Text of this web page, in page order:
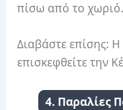
πίσω από το χωριό.
Διαβάστε επίσης:
επισκεφθείτε την
4. Παραλίες